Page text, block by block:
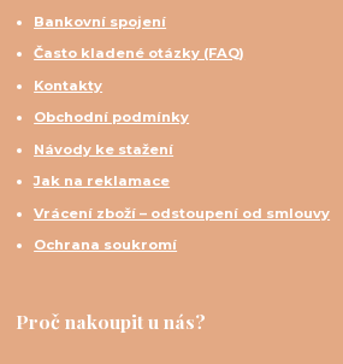
Bankovní spojení
Často kladené otázky (FAQ)
Kontakty
Obchodní podmínky
Návody ke stažení
Jak na reklamace
Vrácení zboží – odstoupení od smlouvy
Ochrana soukromí
Proč nakoupit u nás?